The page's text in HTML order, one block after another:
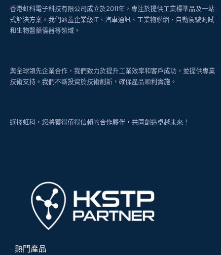
香港虹科電子科技有限公司成立於2011年，專注於提供工業標準品及一站
式解決方案。我們涵蓋企業級IT、汽車通訊、工業物聯網、自動駕駛測試
和生物醫藥儀器等領域。
與全球領先企業合作，我們致力於提升工業效率和客戶成功，並提供專業
技術支持。我們不斷投資於技術創新，確保產品順利實施。
選擇虹科，您將獲得值得信賴的合作夥伴，共同創造卓越未來！
熱門產品